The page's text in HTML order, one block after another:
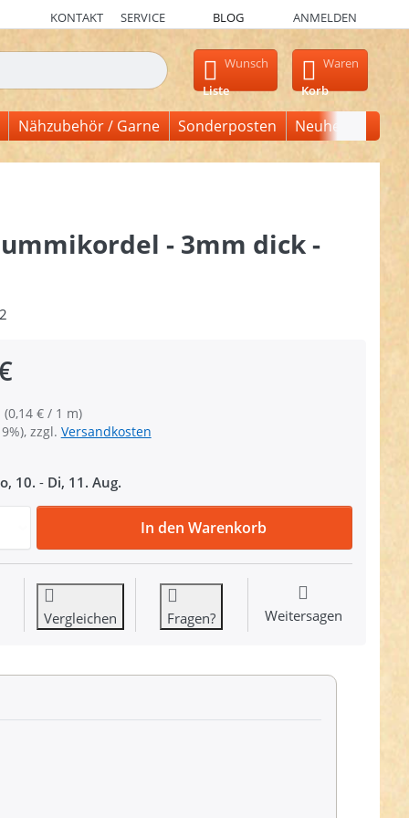
KONTAKT SERVICE BLOG ANMELDEN
erscheinen automatisch erste Ergebnisse. Drücken Sie die
Wunsch
Liste
Waren
Korb
Nähzubehör / Garne Sonderposten Neuheiten
- 3mm dick -
€ / 1 m)
zzgl. Versandkosten
10. - Di, 11. Aug.
100m Gummikordel - 3mm dick - rosa zu 13,99 €, Menge
In den Warenkorb
Vergleichen Fragen? Weitersagen